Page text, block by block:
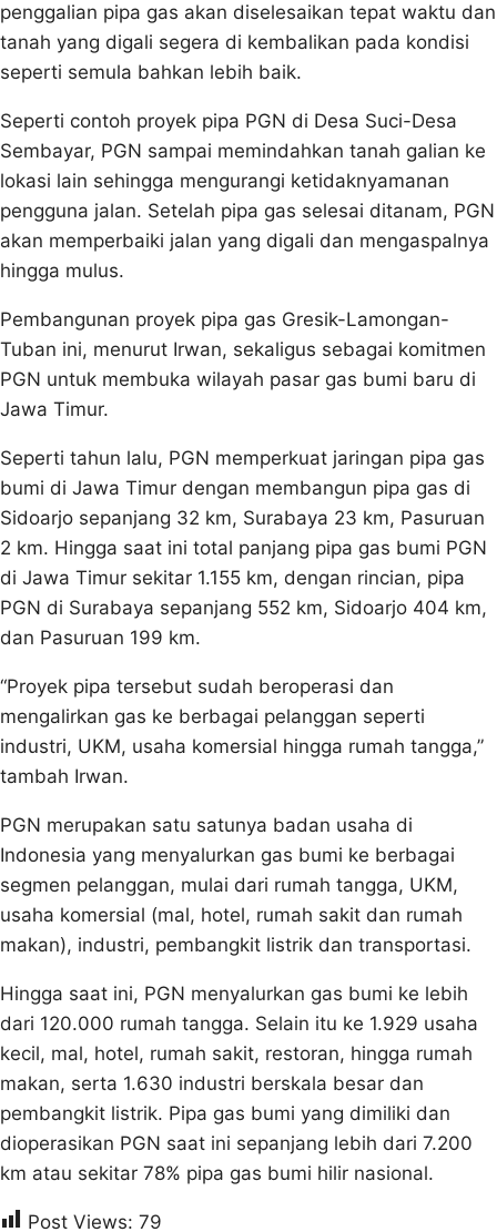
penggalian pipa gas akan diselesaikan tepat waktu dan
tanah yang digali segera di kembalikan pada kondisi
seperti semula bahkan lebih baik.
Seperti contoh proyek pipa PGN di Desa Suci-Desa
Sembayar, PGN sampai memindahkan tanah galian ke
lokasi lain sehingga mengurangi ketidaknyamanan
pengguna jalan. Setelah pipa gas selesai ditanam, PGN
akan memperbaiki jalan yang digali dan mengaspalnya
hingga mulus.
Pembangunan proyek pipa gas Gresik-Lamongan-
Tuban ini, menurut Irwan, sekaligus sebagai komitmen
PGN untuk membuka wilayah pasar gas bumi baru di
Jawa Timur.
Seperti tahun lalu, PGN memperkuat jaringan pipa gas
bumi di Jawa Timur dengan membangun pipa gas di
Sidoarjo sepanjang 32 km, Surabaya 23 km, Pasuruan
2 km. Hingga saat ini total panjang pipa gas bumi PGN
di Jawa Timur sekitar 1.155 km, dengan rincian, pipa
PGN di Surabaya sepanjang 552 km, Sidoarjo 404 km,
dan Pasuruan 199 km.
“Proyek pipa tersebut sudah beroperasi dan
mengalirkan gas ke berbagai pelanggan seperti
industri, UKM, usaha komersial hingga rumah tangga,”
tambah Irwan.
PGN merupakan satu satunya badan usaha di
Indonesia yang menyalurkan gas bumi ke berbagai
segmen pelanggan, mulai dari rumah tangga, UKM,
usaha komersial (mal, hotel, rumah sakit dan rumah
makan), industri, pembangkit listrik dan transportasi.
Hingga saat ini, PGN menyalurkan gas bumi ke lebih
dari 120.000 rumah tangga. Selain itu ke 1.929 usaha
kecil, mal, hotel, rumah sakit, restoran, hingga rumah
makan, serta 1.630 industri berskala besar dan
pembangkit listrik. Pipa gas bumi yang dimiliki dan
dioperasikan PGN saat ini sepanjang lebih dari 7.200
km atau sekitar 78% pipa gas bumi hilir nasional.
Post Views: 79